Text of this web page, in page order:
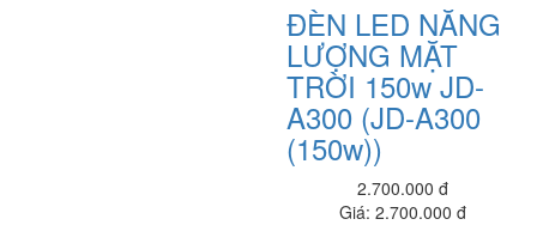
ĐÈN LED NĂNG
LƯỢNG MẶT
TRỜI 150w JD-
A300 (JD-A300
(150w))
2.700.000 đ
Giá: 2.700.000 đ